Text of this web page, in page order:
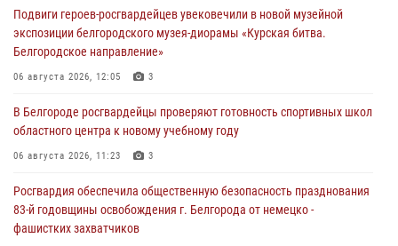
Подвиги героев‑росгвардейцев увековечили в новой музейной
экспозиции белгородского музея‑диорамы «Курская битва.
Белгородское направление»
06 августа 2026, 12:05 3
В Белгороде росгвардейцы проверяют готовность спортивных школ
областного центра к новому учебному году
06 августа 2026, 11:23 3
Росгвардия обеспечила общественную безопасность празднования
83-й годовщины освобождения г. Белгорода от немецко -
фашистких захватчиков